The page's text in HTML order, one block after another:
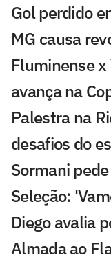
Gol perdido
MG causa
Fluminense
avança na
Palestra na
desafios do
Sormani
Seleção:
Diego avalia
Almada ao